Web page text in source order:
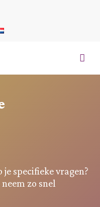
specifieke vragen?
zo snel